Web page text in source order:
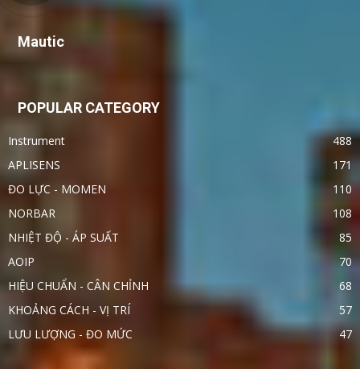
Mautic
POPULAR CATEGORY
Instrument
488
APLISENS
171
ĐO LỰC - MOMEN
110
NORBAR
108
NHIỆT ĐỘ - ÁP SUẤT
85
AOIP
70
HIỆU CHUẨN - CÂN CHỈNH
68
KHOẢNG CÁCH - VỊ TRÍ
57
LƯU LƯỢNG - ĐO MỨC
47